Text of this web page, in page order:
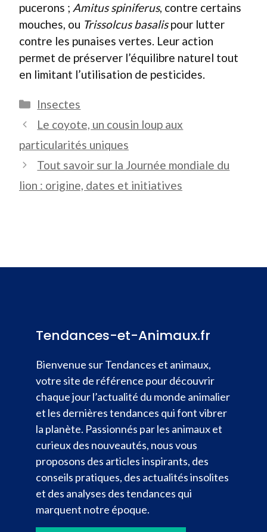
pucerons ; Amitus spiniferus, contre certains
mouches, ou Trissolcus basalispour lutter
contre les punaises vertes. Leur action
permet de préserver l’équilibre naturel tout
en limitant l’utilisation de pesticides.
Catégories
Insectes
Le coyote, un cousin loup aux
particularités uniques
Tout savoir sur la Journée mondiale du
lion : origine, dates et initiatives
Tendances-et-Animaux.fr
Bienvenue sur Tendances et animaux,
votre site de référence pour découvrir
chaque jour l’actualité du monde animalier
et les dernières tendances qui font vibrer
la planète. Passionnés par les animaux et
curieux des nouveautés, nous vous
proposons des articles inspirants, des
conseils pratiques, des actualités insolites
et des analyses des tendances qui
marquent notre époque.